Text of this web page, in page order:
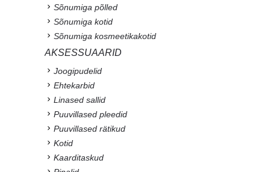
Sõnumiga põlled
Sõnumiga kotid
Sõnumiga kosmeetikakotid
AKSESSUAARID
Joogipudelid
Ehtekarbid
Linased sallid
Puuvillased pleedid
Puuvillased rätikud
Kotid
Kaarditaskud